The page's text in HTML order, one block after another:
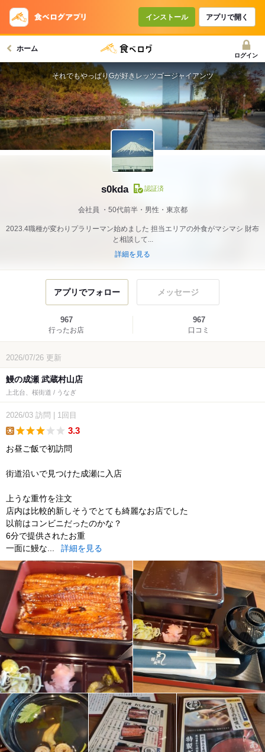
インストール アプリで開く
ホーム
ログイン
s0kda 認証済
会社員 50代前半・男性・東京都
2023.4職種が変わりプラリーマン始めました 担当エリアの外食がマシマシ 財布
と相談して...
詳細を見る
それでもやっぱりGが好きレッツゴージャイアンツ
アプリでフォロー メッセージ
967
行ったお店
967
口コミ
2026/07/26 更新
鰻の成瀬 武蔵村山店
上北台、桜街道 / うなぎ
2026/03 訪問 1回目
3.3
お昼ご飯で初訪問
街道沿いで見つけた成瀬に入店
上うな重竹を注文
店内は比較的新しそうでとても綺麗なお店でした
以前はコンビニだったのかな？
6分で提供されたお重
一面に鰻な...
詳細を見る